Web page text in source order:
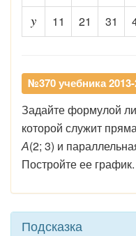
11
21 31
№370 учебника 2013-
Задайте формулой
которой служит
А(2; 3) и
Постройте ее график.
Подсказка